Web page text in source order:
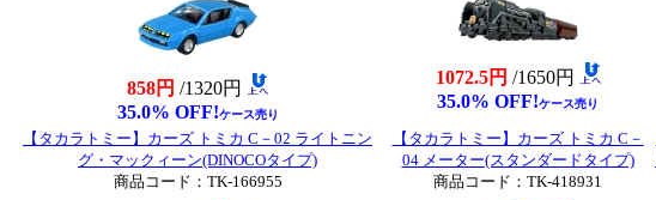
858円 /1320円
35.0% OFF!ケース売り
1072.5円 /1650円
35.0% OFF!ケース売り
【タカラトミー】カーズ トミカ C－02 ライトニン
グ・マックィーン(DINOCOタイプ)
商品コード：TK-166955
【タカラトミー】カーズ トミカ C－
04 メーター(スタンダードタイプ)
商品コード：TK-418931